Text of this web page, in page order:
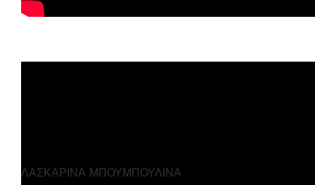
ΛΑΣΚΑΡΙΝΑ ΜΠΟΥΜΠΟΥΛΙΝΑ